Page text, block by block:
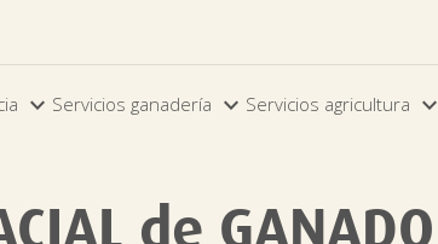
 Servicios ganadería  Servicios agricultura 
de GANADO